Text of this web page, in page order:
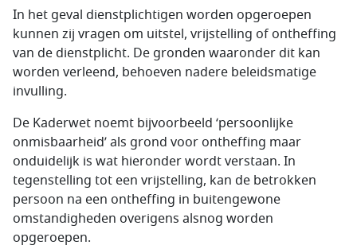
In het geval dienstplichtigen worden opgeroepen
kunnen zij vragen om uitstel, vrijstelling of ontheffing
van de dienstplicht. De gronden waaronder dit kan
worden verleend, behoeven nadere beleidsmatige
invulling.
De Kaderwet noemt bijvoorbeeld ‘persoonlijke
onmisbaarheid’ als grond voor ontheffing maar
onduidelijk is wat hieronder wordt verstaan. In
tegenstelling tot een vrijstelling, kan de betrokken
persoon na een ontheffing in buitengewone
omstandigheden overigens alsnog worden
opgeroepen.